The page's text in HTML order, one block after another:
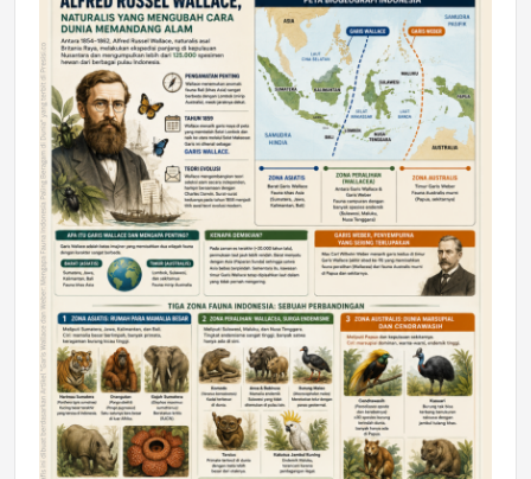
DAERAH
Astra Motor Kalimantan Timur 2 Dukung
Mahasiswa Samarinda dalam Astra
Honda SDGs Future Leaders 2026
Jumat, 10 Jul 2026 19:01